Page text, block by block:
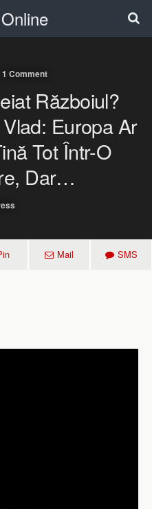
1 Comment
Războiul?
Europa Ar
Tot Într-O
Dar…
Mail SMS